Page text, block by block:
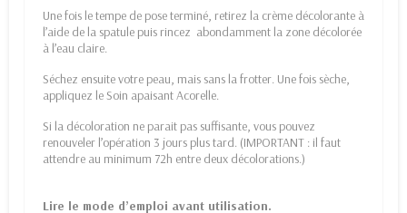
Une fois le tempe de pose terminé, retirez la crème décolorante à
l’aide de la spatule puis rincez abondamment la zone décolorée
à l’eau claire.
Séchez ensuite votre peau, mais sans la frotter. Une fois sèche,
appliquez le Soin apaisant Acorelle.
Si la décoloration ne parait pas suffisante, vous pouvez
renouveler l’opération 3 jours plus tard. (IMPORTANT : il faut
attendre au minimum 72h entre deux décolorations.)
Lire le mode d’emploi avant utilisation.